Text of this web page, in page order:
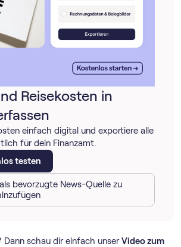
Reisekosten in
einfach digital und exportiere alle
für dein Finanzamt.
testen
bevorzugte News-Quelle zu
Dann schau dir einfach unserVideo zum